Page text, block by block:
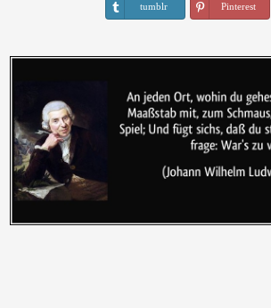
tumblr Pinterest